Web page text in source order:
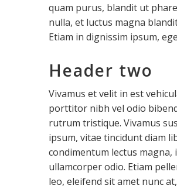
quam purus, blandit ut
nulla, et luctus magna
Etiam in dignissim ipsum,
Header two
Vivamus et velit in est
porttitor nibh vel odio
rutrum tristique. Vivamus
ipsum, vitae tincidunt diam
condimentum lectus magna,
ullamcorper odio. Etiam
leo, eleifend sit amet nunc